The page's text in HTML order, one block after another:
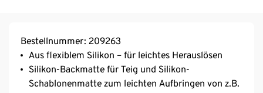
Bestellnummer: 209263
Aus flexiblem Silikon – für leichtes Herauslösen
Silikon-Backmatte für Teig und Silikon-
Schablonenmatte zum leichten Aufbringen von z.B.